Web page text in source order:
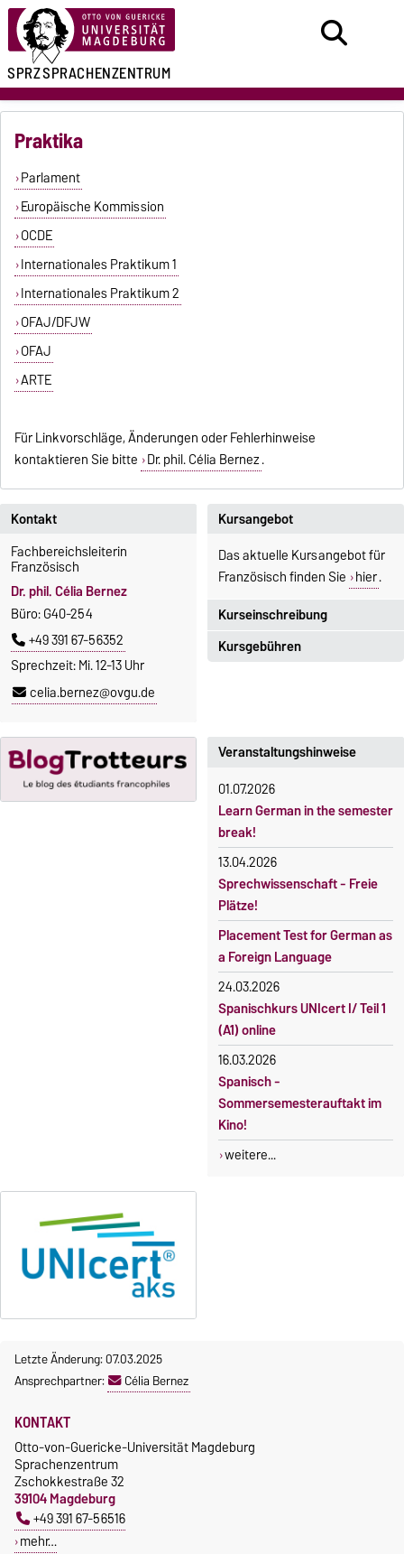
SPRZSPRACHENZENTRUM
Praktika
Parlament
Europäische Kommission
OCDE
Internationales Praktikum 1
Internationales Praktikum 2
OFAJ/DFJW
OFAJ
ARTE
Für Linkvorschläge, Änderungen oder Fehlerhinweise
kontaktieren Sie bitte Dr. phil. Célia Bernez.
Kontakt
Fachbereichsleiterin
Französisch
Dr. phil. Célia Bernez
Büro: G40-254
+49 391 67-56352
Sprechzeit: Mi. 12-13 Uhr
celia.bernez@ovgu.de
Kurseinschreibung
Einschreibezeitraum:
OVGU-Account
Oktober 2026.
Kursteilnahme nur nach
fristgerechter Online-
Anmeldung
Kursangebot
Das aktuelle Kursangebot für
Französisch finden Sie hier.
Kursgebühren
Gebühren
Gebührenrückerstattung
Gebührenbefreiungen bei
curricularer Sprachausbildung
Gebührenbefreiung bei
Incomings
Veranstaltungshinweise
01.07.2026
Learn German in the semester
break!
13.04.2026
Sprechwissenschaft - Freie
Plätze!
Placement Test for German as
a Foreign Language
24.03.2026
Spanischkurs UNIcert I/ Teil 1
(A1) online
16.03.2026
Spanisch -
Sommersemesterauftakt im
Kino!
weitere...
Letzte Änderung: 07.03.2025
Ansprechpartner:
Célia Bernez
KONTAKT
Otto-von-Guericke-Universität Magdeburg
Sprachenzentrum
Zschokkestraße 32
39104 Magdeburg
+49 391 67-56516
mehr…